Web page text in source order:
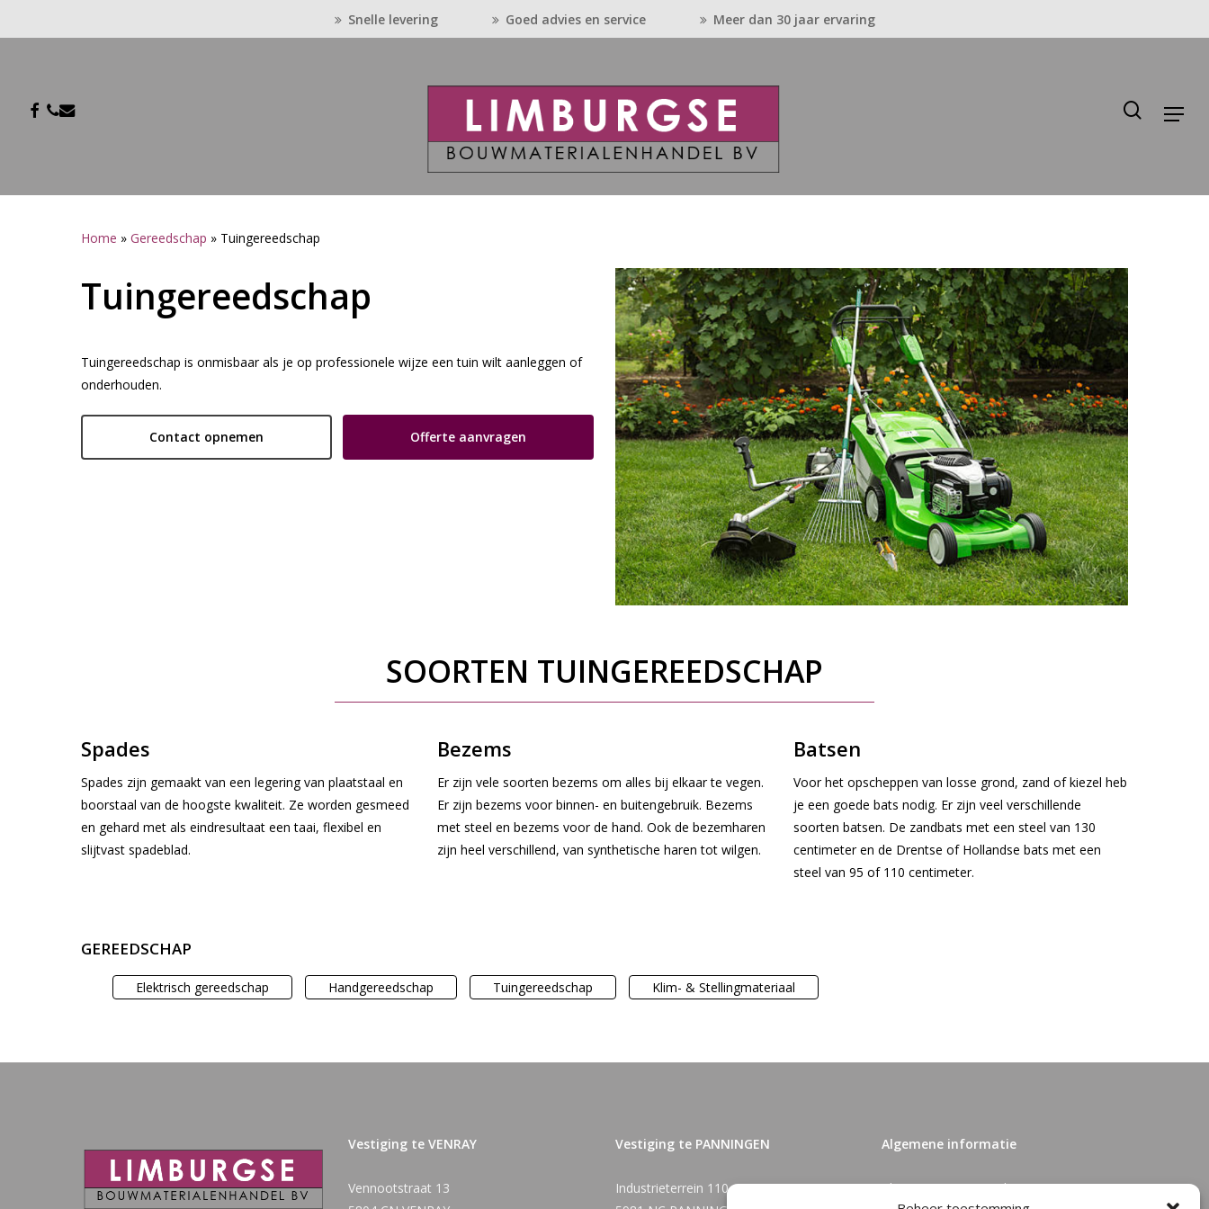
Snelle levering Goed advies en service Meer dan 30 jaar ervaring
Druk op enter om te zoeken of druk op ESC om te sluiten
FACEBOOK
PHONE
EMAIL Menu
Home » Gereedschap » Tuingereedschap
Tuingereedschap
Tuingereedschap is onmisbaar als je op professionele wijze een tuin wilt aanleggen of
onderhouden.
Contact opnemen Offerte aanvragen
SOORTEN TUINGEREEDSCHAP
Spades
Spades zijn gemaakt van een legering van plaatstaal en
boorstaal van de hoogste kwaliteit. Ze worden gesmeed
en gehard met als eindresultaat een taai, flexibel en
slijtvast spadeblad.
Bezems
Er zijn vele soorten bezems om alles bij elkaar te vegen.
Er zijn bezems voor binnen- en buitengebruik. Bezems
met steel en bezems voor de hand. Ook de bezemharen
zijn heel verschillend, van synthetische haren tot wilgen.
Batsen
Voor het opscheppen van losse grond, zand of kiezel heb
je een goede bats nodig. Er zijn veel verschillende
soorten batsen. De zandbats met een steel van 130
centimeter en de Drentse of Hollandse bats met een
steel van 95 of 110 centimeter.
GEREEDSCHAP
Elektrisch gereedschap Handgereedschap Tuingereedschap Klim- & Stellingmateriaal
Vestiging te VENRAY
Vennootstraat 13
Vestiging te PANNINGEN
Industrieterrein 110
Algemene informatie
Algemene voorwaarden